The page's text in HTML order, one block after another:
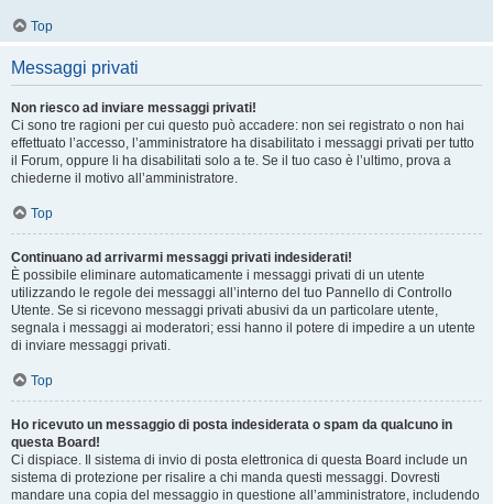
Top
Messaggi privati
Non riesco ad inviare messaggi privati!
Ci sono tre ragioni per cui questo può accadere: non sei registrato o non hai
effettuato l’accesso, l’amministratore ha disabilitato i messaggi privati per tutto
il Forum, oppure li ha disabilitati solo a te. Se il tuo caso è l’ultimo, prova a
chiederne il motivo all’amministratore.
Top
Continuano ad arrivarmi messaggi privati indesiderati!
È possibile eliminare automaticamente i messaggi privati ​​di un utente
utilizzando le regole dei messaggi all’interno del tuo Pannello di Controllo
Utente. Se si ricevono messaggi privati ​​abusivi da un particolare utente,
segnala i messaggi ai moderatori; essi hanno il potere di impedire a un utente
di inviare messaggi privati​​.
Top
Ho ricevuto un messaggio di posta indesiderata o spam da qualcuno in
questa Board!
Ci dispiace. Il sistema di invio di posta elettronica di questa Board include un
sistema di protezione per risalire a chi manda questi messaggi. Dovresti
mandare una copia del messaggio in questione all’amministratore, includendo